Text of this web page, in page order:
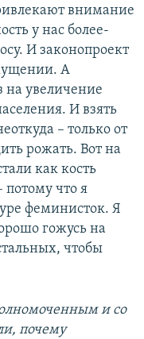
внимание
у нас более-
И законопроект
А
на увеличение
И взять
– только от
рожать. Вот на
как кость
потому что я
феминисток. Я
гожусь на
чтобы
и со
почему